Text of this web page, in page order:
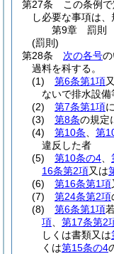
第27条
この条例
し必要な事項は、
第9章
罰則
(罰則)
第28条
次の各号
過料を科する。
(1)
第6条第1項
ないで排水設
(2)
第7条第1項
(3)
第8条の規定
(4)
第10条 第
違反した者
(5)
第10条の4
16条第2項又は
(6)
第16条第1項
(7)
第24条第2項
(8)
第6条第1項
項
第17条第2
しくは書類又は
くは第15条の4